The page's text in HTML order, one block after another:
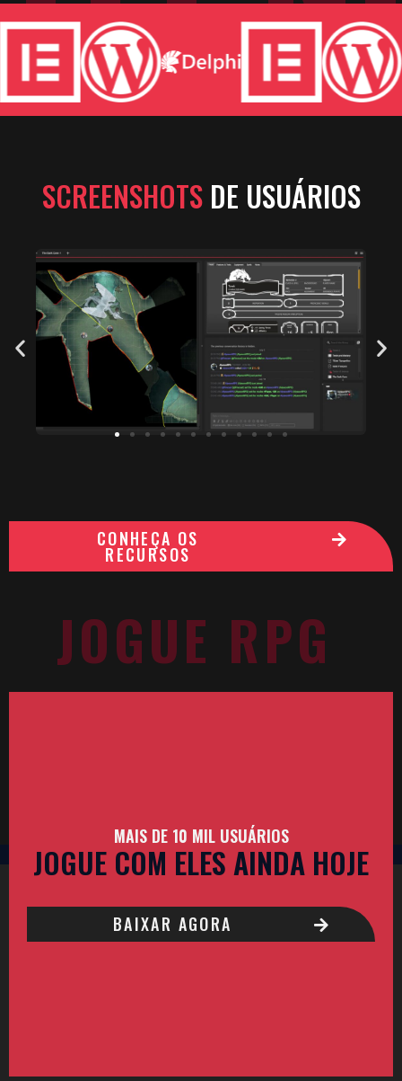
SCREENSHOTS DE USUÁRIOS
CONHEÇA OS
RECURSOS
JOGUE RPG
MAIS DE 10 MIL USUÁRIOS
JOGUE COM ELES AINDA HOJE
BAIXAR AGORA